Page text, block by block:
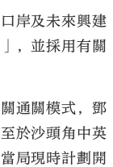
岸及未來興建
，並採用有關
通關模式，鄧
於沙頭角中英
局現時計劃開